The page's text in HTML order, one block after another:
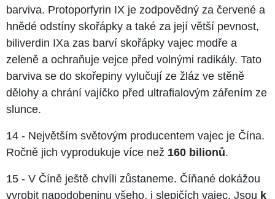
barviva. Protoporfyrin IX je zodpovědný za červené a
hnědé odstíny skořápky a také za její větší pevnost,
biliverdin IXa zas barví skořápky vajec modře a
zeleně a ochraňuje vejce před volnými radikály. Tato
barviva se do skořepiny vylučují ze žláz ve stěně
dělohy a chrání vajíčko před ultrafialovým zářením ze
slunce.
14 - Největším světovým producentem vajec je Čína.
Ročně jich vyprodukuje více než 160 bilionů.
15 - V Číně ještě chvíli zůstaneme. Číňané dokážou
vyrobit napodobeninu všeho, i slepičích vajec. Jsou k